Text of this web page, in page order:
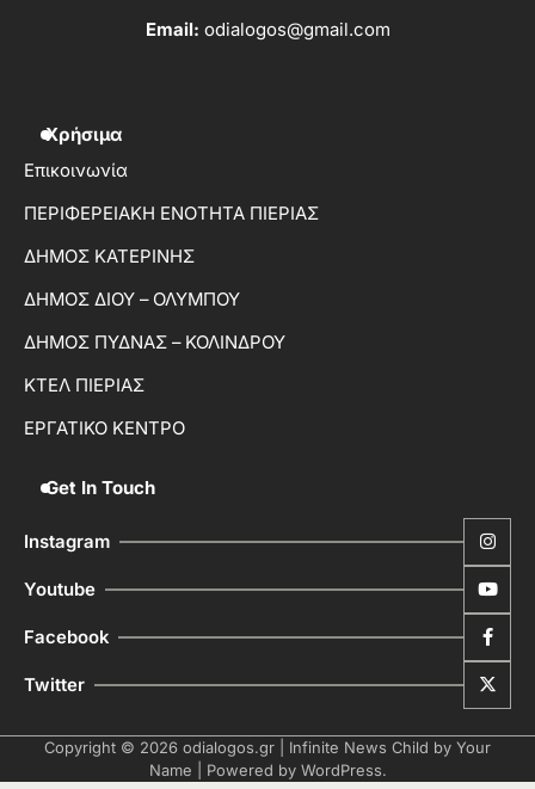
Email: odialogos@gmail.com
Χρήσιμα
Επικοινωνία
ΠΕΡΙΦΕΡΕΙΑΚΗ ΕΝΟΤΗΤΑ ΠΙΕΡΙΑΣ
ΔΗΜΟΣ ΚΑΤΕΡΙΝΗΣ
ΔΗΜΟΣ ΔΙΟΥ – ΟΛΥΜΠΟΥ
ΔΗΜΟΣ ΠΥΔΝΑΣ – ΚΟΛΙΝΔΡΟΥ
ΚΤΕΛ ΠΙΕΡΙΑΣ
ΕΡΓΑΤΙΚΟ ΚΕΝΤΡΟ
Get In Touch
Instagram
Youtube
Facebook
Twitter
Copyright © 2026 odialogos.gr | Infinite News Child by Your
Name | Powered by WordPress.